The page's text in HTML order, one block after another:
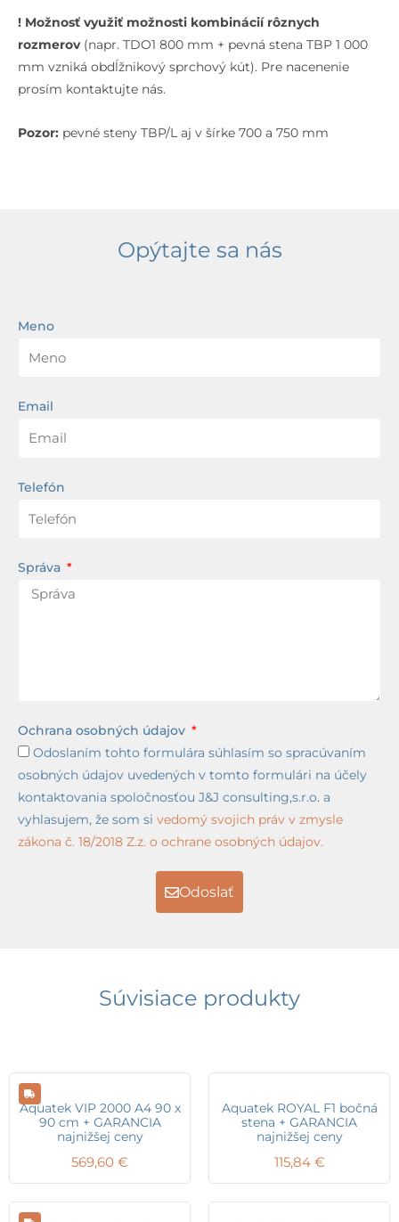
! Možnosť využiť možnosti kombinácií rôznych
rozmerov (napr. TDO1 800 mm + pevná stena TBP 1 000
mm vzniká obdĺžnikový sprchový kút). Pre nacenenie
prosím kontaktujte nás.
Pozor: pevné steny TBP/L aj v šírke 700 a 750 mm
Opýtajte sa nás
Meno
Email
Telefón
Správa
Ochrana osobných údajov
Odoslaním tohto formulára súhlasím so spracúvaním
osobných údajov uvedených v tomto formulári na účely
kontaktovania spoločnosťou J&J consulting,s.r.o. a
vyhlasujem, že som si vedomý svojich práv v zmysle
zákona č. 18/2018 Z.z. o ochrane osobných údajov.
Odoslať
Súvisiace produkty
Aquatek VIP 2000 A4 90 x
90 cm + GARANCIA
najnižšej ceny
569,60 €
Aquatek ROYAL F1 bočná
stena + GARANCIA
najnižšej ceny
115,84 €